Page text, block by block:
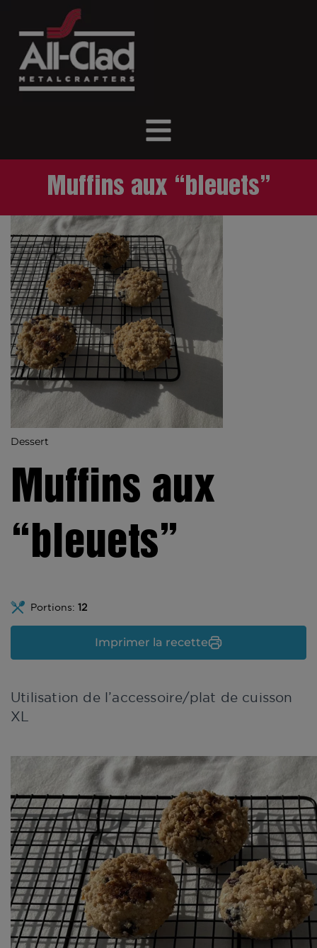
Muffins aux “bleuets”
Dessert
Muffins aux
“bleuets”
Portions: 12
Imprimer la recette
Utilisation de l’accessoire/plat de cuisson
XL